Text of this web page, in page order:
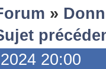
»
20:00